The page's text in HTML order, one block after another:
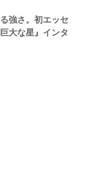
強さ。初エッセ
大な星』インタ